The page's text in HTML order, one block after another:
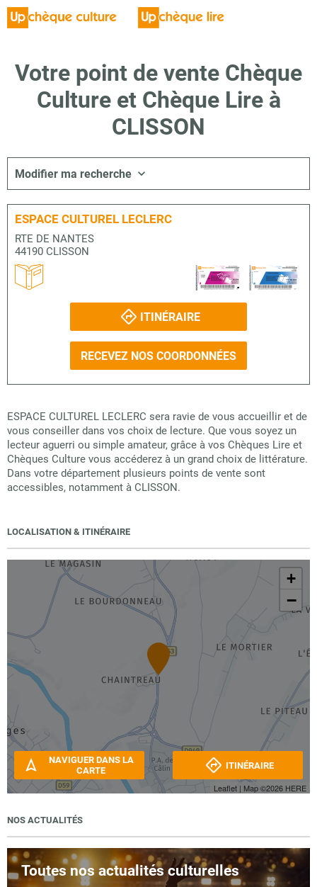
Votre point de vente Chèque
Culture et Chèque Lire à
CLISSON
Modifier ma recherche
ESPACE CULTUREL LECLERC
RTE DE NANTES
44190 CLISSON
ITINÉRAIRE
RECEVEZ NOS COORDONNÉES
ESPACE CULTUREL LECLERC sera ravie de vous accueillir et de
vous conseiller dans vos choix de lecture. Que vous soyez un
lecteur aguerri ou simple amateur, grâce à vos Chèques Lire et
Chèques Culture vous accéderez à un grand choix de littérature.
Dans votre département plusieurs points de vente sont
accessibles, notamment à CLISSON.
LOCALISATION & ITINÉRAIRE
+
−
Leaflet | Map ©2026 HERE
NAVIGUER DANS LA
CARTE
ITINÉRAIRE
NOS ACTUALITÉS
Toutes nos actualités culturelles